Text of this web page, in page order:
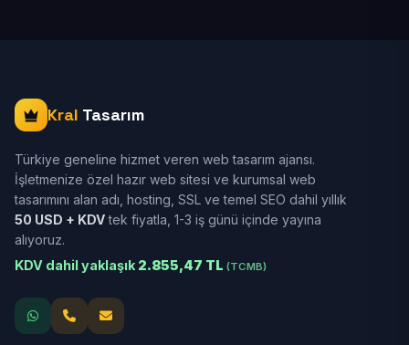
Kral Tasarım
Türkiye geneline hizmet veren web tasarım ajansı.
İşletmenize özel hazır web sitesi ve kurumsal web
tasarımını alan adı, hosting, SSL ve temel SEO dahil yıllık
50 USD + KDVtek fiyatla, 1-3 iş günü içinde yayına
alıyoruz.
KDV dahil yaklaşık 2.855,47 TL (TCMB)